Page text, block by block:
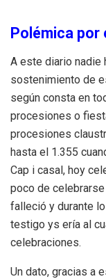
Polémica por
A este diario nadie
sostenimiento de
según consta en
procesiones o
procesiones
hasta el 1.355
Cap i casal, hoy
poco de
falleció y durante
testigo ys ería al
celebraciones.
Un dato, gracias a